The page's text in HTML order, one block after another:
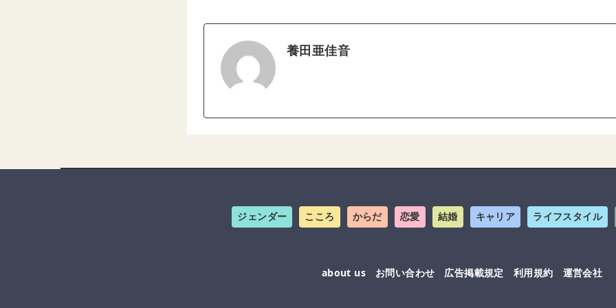
養田亜佳音
ジェンダー こころ からだ 恋愛 結婚 キャリア ライフスタイル
about us お問い合わせ 広告掲載規定 利用規約 運営会社